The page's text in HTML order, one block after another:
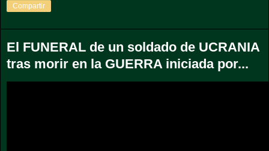
Compartir
El FUNERAL de un soldado de UCRANIA
tras morir en la GUERRA iniciada por...